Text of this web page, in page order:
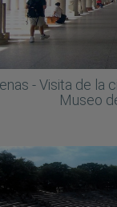
- Visita de la
Museo